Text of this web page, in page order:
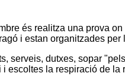
és realitza una prova
i estan organitzades
serveis, dutxes, sopar
escoltes la respiració de